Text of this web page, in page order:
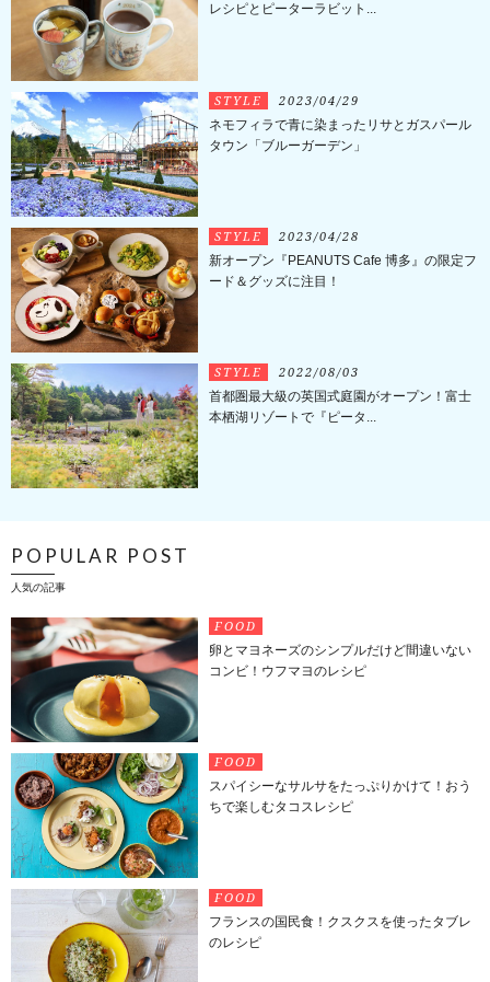
レシピとピーターラビット...
STYLE 2023/04/29
ネモフィラで青に染まったリサとガスパール
タウン「ブルーガーデン」
STYLE 2023/04/28
新オープン『PEANUTS Cafe 博多』の限定フ
ード＆グッズに注目！
STYLE 2022/08/03
首都圏最大級の英国式庭園がオープン！富士
本栖湖リゾートで『ピータ...
POPULAR POST
人気の記事
FOOD
卵とマヨネーズのシンプルだけど間違いない
コンビ！ウフマヨのレシピ
FOOD
スパイシーなサルサをたっぷりかけて！おう
ちで楽しむタコスレシピ
FOOD
フランスの国民食！クスクスを使ったタブレ
のレシピ